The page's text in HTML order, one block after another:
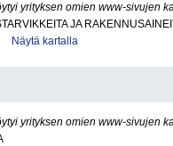
yrityksen omien www-sivujen
JA
Näytä kartalla
yrityksen omien www-sivujen